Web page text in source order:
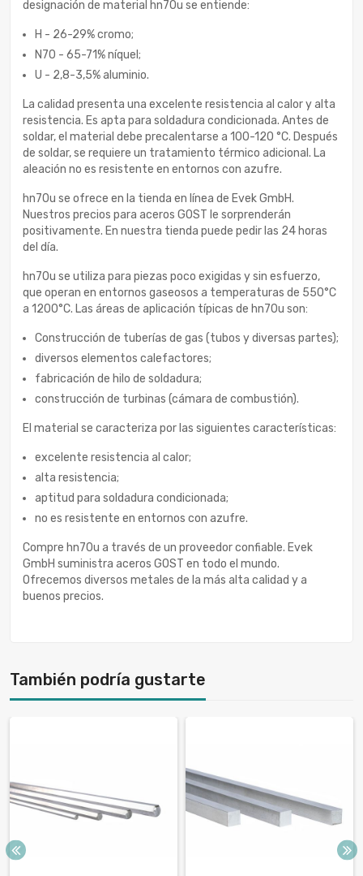
designación de material hn70u se entiende:
H - 26-29% cromo;
N70 - 65-71% níquel;
U - 2,8-3,5% aluminio.
La calidad presenta una excelente resistencia al calor y alta
resistencia. Es apta para soldadura condicionada. Antes de
soldar, el material debe precalentarse a 100-120 °C. Después
de soldar, se requiere un tratamiento térmico adicional. La
aleación no es resistente en entornos con azufre.
hn70u se ofrece en la tienda en línea de Evek GmbH.
Nuestros precios para aceros GOST le sorprenderán
positivamente. En nuestra tienda puede pedir las 24 horas
del día.
hn70u se utiliza para piezas poco exigidas y sin esfuerzo,
que operan en entornos gaseosos a temperaturas de 550°С
a 1200°С. Las áreas de aplicación típicas de hn70u son:
Construcción de tuberías de gas (tubos y diversas partes);
diversos elementos calefactores;
fabricación de hilo de soldadura;
construcción de turbinas (cámara de combustión).
El material se caracteriza por las siguientes características:
excelente resistencia al calor;
alta resistencia;
aptitud para soldadura condicionada;
no es resistente en entornos con azufre.
Compre hn70u a través de un proveedor confiable. Evek
GmbH suministra aceros GOST en todo el mundo.
Ofrecemos diversos metales de la más alta calidad y a
buenos precios.
También podría gustarte